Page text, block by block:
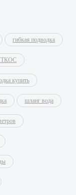
гибкая подводка
купить
шланг вода